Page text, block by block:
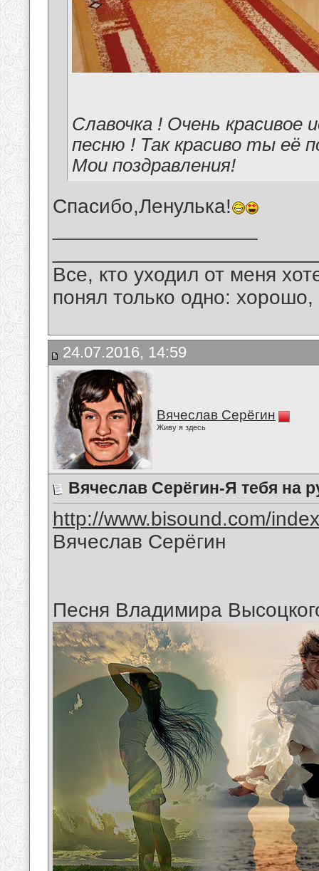
Славочка ! Очень красивое
песню ! Так красиво ты её
Мои поздравления!
Спасибо,Ленулька!
Все, кто уходил от меня
понял только одно:
24.07.2016, 14:59
Вячеслав Серёгин
Живу я здесь
Вячеслав Серёгин-Я тебя на
http://www.bisound.com/
Вячеслав Серёгин
Песня Владимира